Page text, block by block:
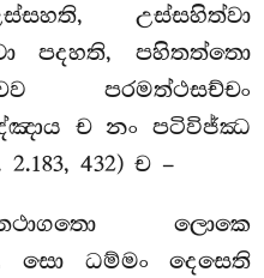
උස්සහිත්වා
පදහති, පහිතත්තො
පරමත්ථසච්චං
ච නං පටිවිජ්ඣ
432) ච –
ලොකෙ
සො ධම්මං දෙසෙති